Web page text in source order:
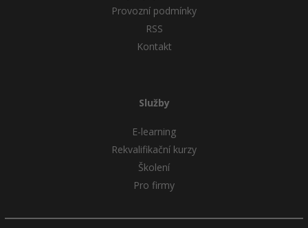
Provozní podmínky
RSS
Kontakt
Služby
E-learning
Rekvalifikační kurzy
Školení
Pro firmy